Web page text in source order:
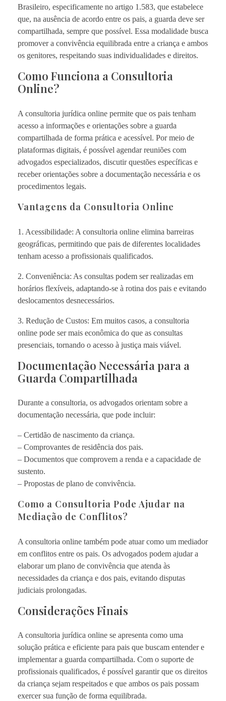
Brasileiro, especificamente no artigo 1.583, que estabelece
que, na ausência de acordo entre os pais, a guarda deve ser
compartilhada, sempre que possível. Essa modalidade busca
promover a convivência equilibrada entre a criança e ambos
os genitores, respeitando suas individualidades e direitos.
Como Funciona a Consultoria
Online?
A consultoria jurídica online permite que os pais tenham
acesso a informações e orientações sobre a guarda
compartilhada de forma prática e acessível. Por meio de
plataformas digitais, é possível agendar reuniões com
advogados especializados, discutir questões específicas e
receber orientações sobre a documentação necessária e os
procedimentos legais.
Vantagens da Consultoria Online
1. Acessibilidade: A consultoria online elimina barreiras
geográficas, permitindo que pais de diferentes localidades
tenham acesso a profissionais qualificados.
2. Conveniência: As consultas podem ser realizadas em
horários flexíveis, adaptando-se à rotina dos pais e evitando
deslocamentos desnecessários.
3. Redução de Custos: Em muitos casos, a consultoria
online pode ser mais econômica do que as consultas
presenciais, tornando o acesso à justiça mais viável.
Documentação Necessária para a
Guarda Compartilhada
Durante a consultoria, os advogados orientam sobre a
documentação necessária, que pode incluir:
– Certidão de nascimento da criança.
– Comprovantes de residência dos pais.
– Documentos que comprovem a renda e a capacidade de
sustento.
– Propostas de plano de convivência.
Como a Consultoria Pode Ajudar na
Mediação de Conflitos?
A consultoria online também pode atuar como um mediador
em conflitos entre os pais. Os advogados podem ajudar a
elaborar um plano de convivência que atenda às
necessidades da criança e dos pais, evitando disputas
judiciais prolongadas.
Considerações Finais
A consultoria jurídica online se apresenta como uma
solução prática e eficiente para pais que buscam entender e
implementar a guarda compartilhada. Com o suporte de
profissionais qualificados, é possível garantir que os direitos
da criança sejam respeitados e que ambos os pais possam
exercer sua função de forma equilibrada.